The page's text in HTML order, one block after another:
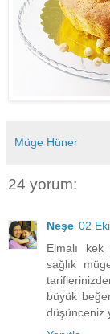
Müge Hüner
24 yorum:
Neşe 02
Elmalı kek
sağlık
büyük
düşünceniz